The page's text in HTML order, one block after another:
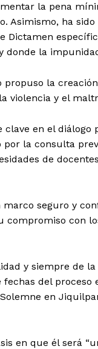
la pena
Asimismo, ha
Dictamen
donde la
la
violencia y el
en el
por la consulta
de
seguro y
con
y siempre de
del
en
en que él será